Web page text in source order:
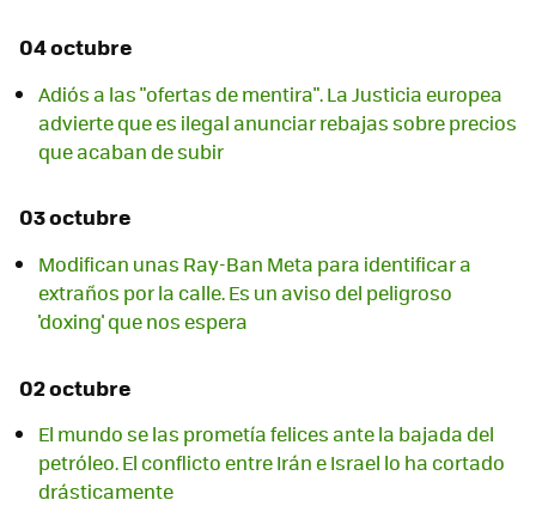
04 octubre
Adiós a las "ofertas de mentira". La Justicia europea
advierte que es ilegal anunciar rebajas sobre precios
que acaban de subir
03 octubre
Modifican unas Ray-Ban Meta para identificar a
extraños por la calle. Es un aviso del peligroso
'doxing' que nos espera
02 octubre
El mundo se las prometía felices ante la bajada del
petróleo. El conflicto entre Irán e Israel lo ha cortado
drásticamente